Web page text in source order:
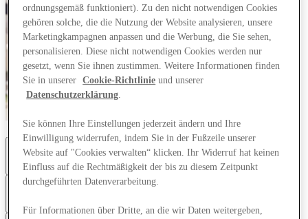
Einleitung
ordnungsgemäß funktioniert). Zu den nicht notwendigen Cookies
gehören solche, die die Nutzung der Website analysieren, unsere
Marketingkampagnen anpassen und die Werbung, die Sie sehen,
personalisieren. Diese nicht notwendigen Cookies werden nur
gesetzt, wenn Sie ihnen zustimmen. Weitere Informationen finden
Sie in unserer
Cookie-Richtlinie und unserer
Datenschutzerklärung.
Sie können Ihre Einstellungen jederzeit ändern und Ihre
Einwilligung widerrufen, indem Sie in der Fußzeile unserer
Website auf "Cookies verwalten“ klicken. Ihr Widerruf hat keinen
Einfluss auf die Rechtmäßigkeit der bis zu diesem Zeitpunkt
durchgeführten Datenverarbeitung.
Für Informationen über Dritte, an die wir Daten weitergeben,